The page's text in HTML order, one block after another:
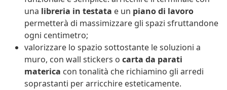
una libreria in testata e un piano di lavoro
permetterà di massimizzare gli spazi sfruttandone
ogni centimetro;
valorizzare lo spazio sottostante le soluzioni a
muro, con wall stickers o carta da parati
materica con tonalità che richiamino gli arredi
soprastanti per arricchire esteticamente.